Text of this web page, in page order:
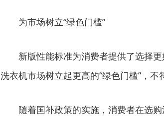
为市场树立“绿色门槛”
新版性能标准为消费者提供了选择更
洗衣机市场树立起更高的“绿色门槛”，不
随着国补政策的实施，消费者在选购